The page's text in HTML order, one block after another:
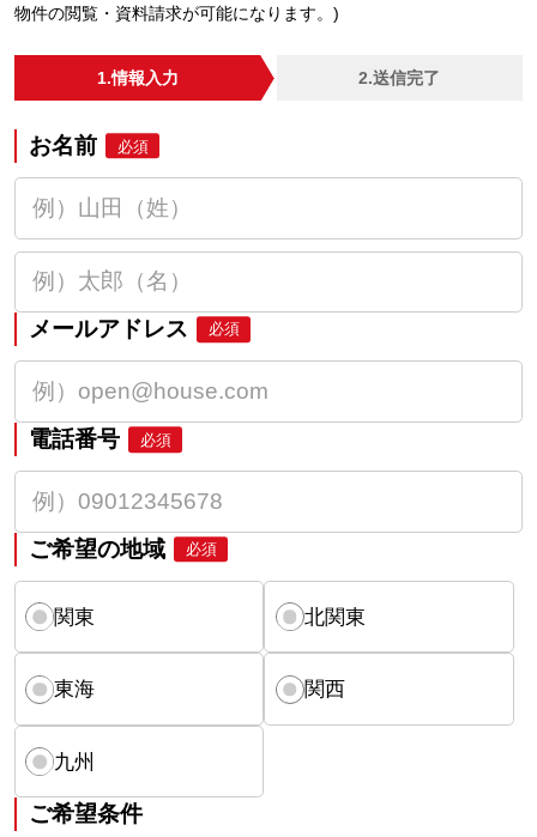
物件の閲覧・資料請求が可能になります。)
1.情報入力 2.送信完了
お名前 必須
メールアドレス 必須
電話番号 必須
ご希望の地域 必須
関東 北関東
東海 関西
九州
ご希望条件